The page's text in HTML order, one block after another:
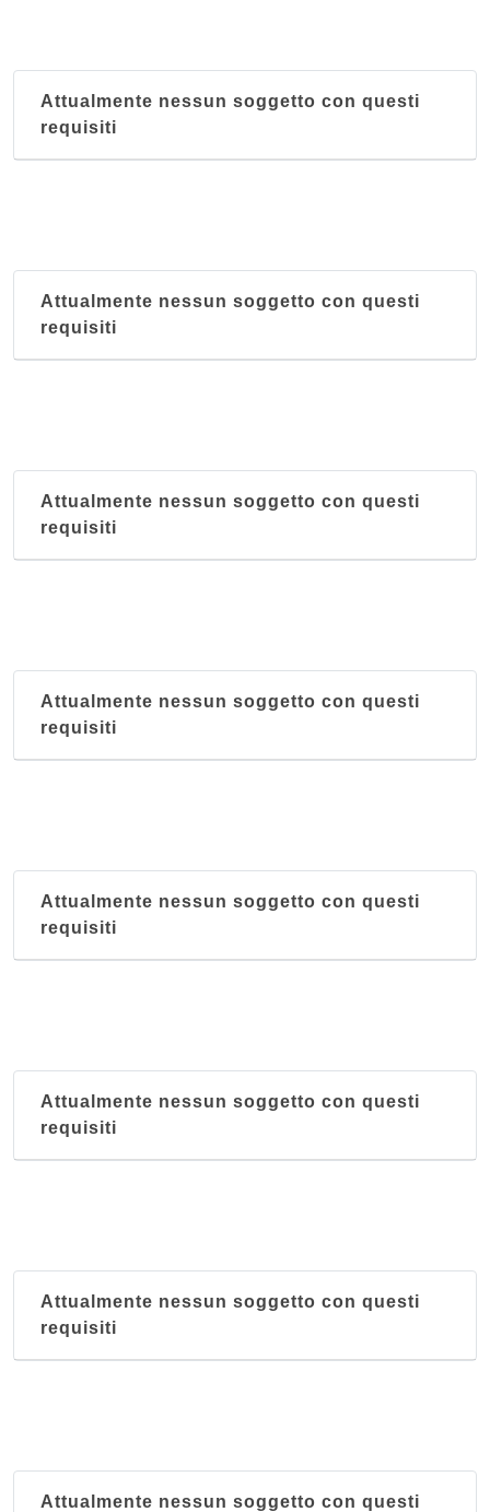
Attualmente nessun soggetto con questi
requisiti
Attualmente nessun soggetto con questi
requisiti
Attualmente nessun soggetto con questi
requisiti
Attualmente nessun soggetto con questi
requisiti
Attualmente nessun soggetto con questi
requisiti
Attualmente nessun soggetto con questi
requisiti
Attualmente nessun soggetto con questi
requisiti
Attualmente nessun soggetto con questi